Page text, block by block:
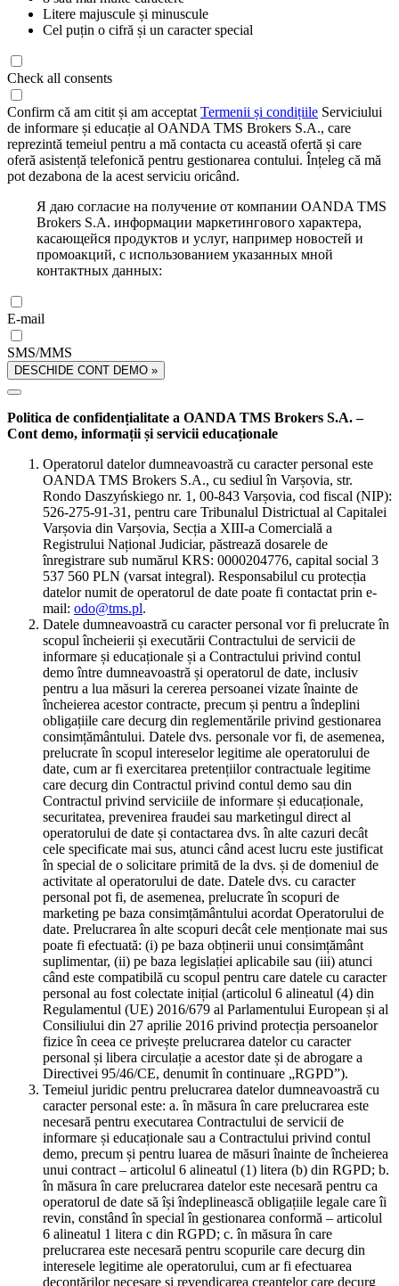
Litere majuscule și minuscule
Cel puțin o cifră și un caracter special
Check all consents
Confirm că am citit și am acceptat Termenii și condițiile Serviciului
de informare și educație al OANDA TMS Brokers S.A., care
reprezintă temeiul pentru a mă contacta cu această ofertă și care
oferă asistență telefonică pentru gestionarea contului. Înțeleg că mă
pot dezabona de la acest serviciu oricând.
Я даю согласие на получение от компании OANDA TMS
Brokers S.A. информации маркетингового характера,
касающейся продуктов и услуг, например новостей и
промоакций, с использованием указанных мной
контактных данных:
E-mail
SMS/MMS
DESCHIDE CONT DEMO »
Politica de confidențialitate a OANDA TMS Brokers S.A. –
Cont demo, informații și servicii educaționale
Operatorul datelor dumneavoastră cu caracter personal este
OANDA TMS Brokers S.A., cu sediul în Varșovia, str.
Rondo Daszyńskiego nr. 1, 00-843 Varșovia, cod fiscal (NIP):
526-275-91-31, pentru care Tribunalul Districtual al Capitalei
Varșovia din Varșovia, Secția a XIII-a Comercială a
Registrului Național Judiciar, păstrează dosarele de
înregistrare sub numărul KRS: 0000204776, capital social 3
537 560 PLN (varsat integral). Responsabilul cu protecția
datelor numit de operatorul de date poate fi contactat prin e-
mail: odo@tms.pl.
Datele dumneavoastră cu caracter personal vor fi prelucrate în
scopul încheierii și executării Contractului de servicii de
informare și educaționale și a Contractului privind contul
demo între dumneavoastră și operatorul de date, inclusiv
pentru a lua măsuri la cererea persoanei vizate înainte de
încheierea acestor contracte, precum și pentru a îndeplini
obligațiile care decurg din reglementările privind gestionarea
consimțământului. Datele dvs. personale vor fi, de asemenea,
prelucrate în scopul intereselor legitime ale operatorului de
date, cum ar fi exercitarea pretențiilor contractuale legitime
care decurg din Contractul privind contul demo sau din
Contractul privind serviciile de informare și educaționale,
securitatea, prevenirea fraudei sau marketingul direct al
operatorului de date și contactarea dvs. în alte cazuri decât
cele specificate mai sus, atunci când acest lucru este justificat
în special de o solicitare primită de la dvs. și de domeniul de
activitate al operatorului de date. Datele dvs. cu caracter
personal pot fi, de asemenea, prelucrate în scopuri de
marketing pe baza consimțământului acordat Operatorului de
date. Prelucrarea în alte scopuri decât cele menționate mai sus
poate fi efectuată: (i) pe baza obținerii unui consimțământ
suplimentar, (ii) pe baza legislației aplicabile sau (iii) atunci
când este compatibilă cu scopul pentru care datele cu caracter
personal au fost colectate inițial (articolul 6 alineatul (4) din
Regulamentul (UE) 2016/679 al Parlamentului European și al
Consiliului din 27 aprilie 2016 privind protecția persoanelor
fizice în ceea ce privește prelucrarea datelor cu caracter
personal și libera circulație a acestor date și de abrogare a
Directivei 95/46/CE, denumit în continuare „RGPD”).
Temeiul juridic pentru prelucrarea datelor dumneavoastră cu
caracter personal este: a. în măsura în care prelucrarea este
necesară pentru executarea Contractului de servicii de
informare și educaționale sau a Contractului privind contul
demo, precum și pentru luarea de măsuri înainte de încheierea
unui contract – articolul 6 alineatul (1) litera (b) din RGPD; b.
în măsura în care prelucrarea datelor este necesară pentru ca
operatorul de date să își îndeplinească obligațiile legale care îi
revin, constând în special în gestionarea conformă – articolul
6 alineatul 1 litera c din RGPD; c. în măsura în care
prelucrarea este necesară pentru scopurile care decurg din
interesele legitime ale operatorului, cum ar fi efectuarea
decontărilor necesare și revendicarea creanțelor care decurg